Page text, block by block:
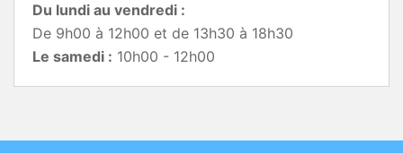
Du lundi au vendredi :
De 9h00 à 12h00 et de 13h30 à 18h30
Le samedi : 10h00 - 12h00